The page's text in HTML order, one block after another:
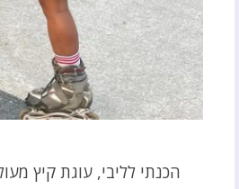
הכנתי לליבי, עוגת קיץ